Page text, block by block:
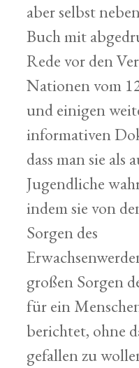
aber selbst
Buch mit
Rede vor den
Nationen vom
und einigen
informativen
dass man sie als
Jugendliche
indem sie von
Sorgen des
großen Sorgen
für ein
berichtet, ohne
gefallen zu